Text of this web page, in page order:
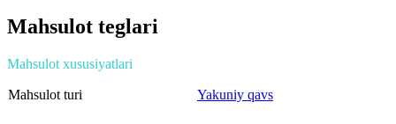
Mahsulot teglari
Mahsulot xususiyatlari
Mahsulot turi Yakuniy qavs